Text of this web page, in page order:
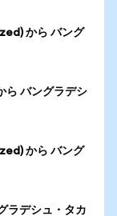
から バング
バングラデシ
から バング
ラデシュ・タカ